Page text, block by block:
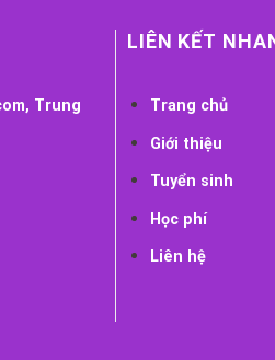
Trung
LIÊN KẾT
Trang chủ
Giới thiệu
Tuyển sinh
Học phí
Liên hệ